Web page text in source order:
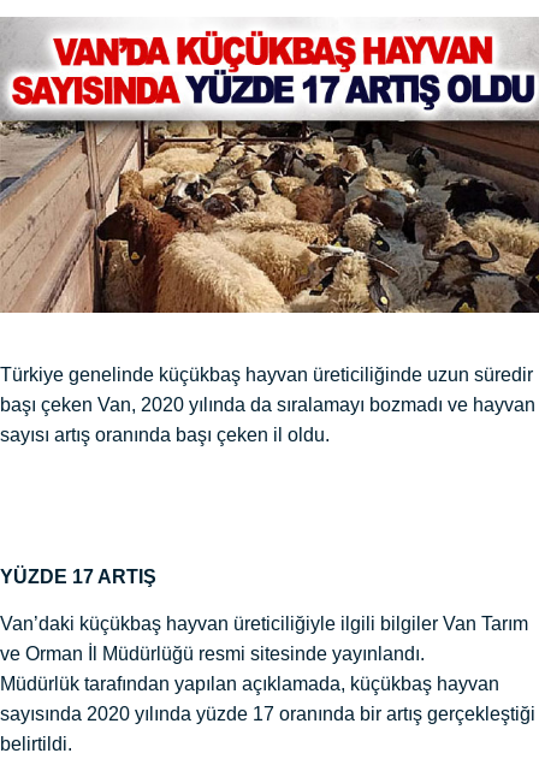
Türkiye genelinde küçükbaş hayvan üreticiliğinde uzun süredir
başı çeken Van, 2020 yılında da sıralamayı bozmadı ve hayvan
sayısı artış oranında başı çeken il oldu.
YÜZDE 17ARTIŞ
Van’daki küçükbaş hayvan üreticiliğiyle ilgili bilgiler Van Tarım
ve Orman İl Müdürlüğü resmi sitesinde yayınlandı.
Müdürlük tarafından yapılan açıklamada, küçükbaş hayvan
sayısında 2020 yılında yüzde 17 oranında bir artış gerçekleştiği
belirtildi.